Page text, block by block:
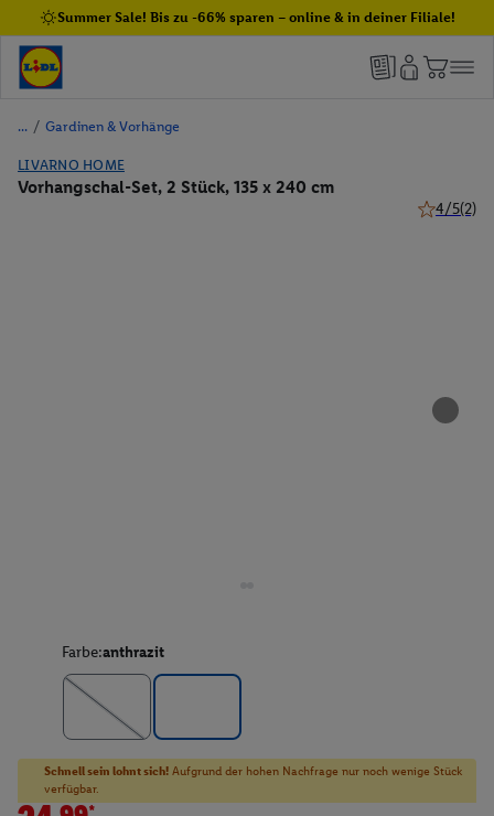
Summer Sale! Bis zu -66% sparen – online & in deiner Filiale!
/ Gardinen & Vorhänge
LIVARNO HOME
Vorhangschal-Set, 2 Stück, 135 x 240 cm
4/5(2)
Farbe:anthrazit
Schnell sein lohnt sich! Aufgrund der hohen Nachfrage nur noch wenige Stück
verfügbar.